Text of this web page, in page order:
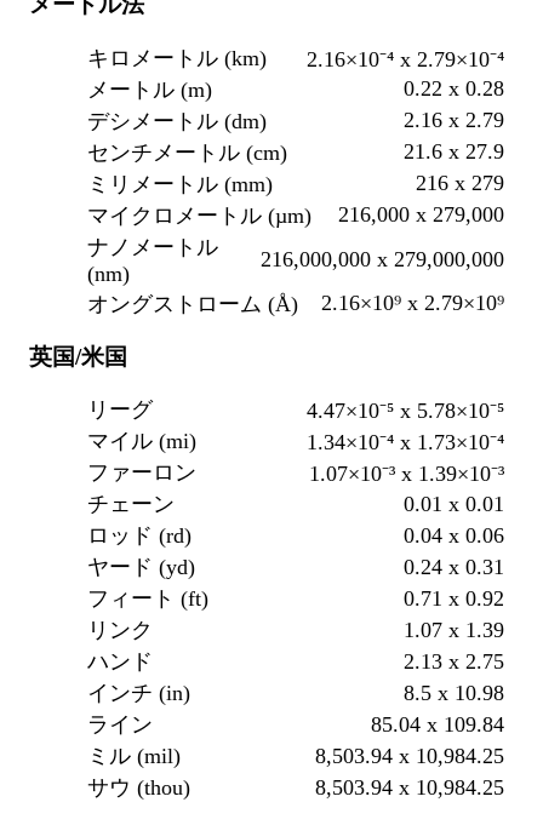
キロメートル (km)
2.16×10⁻⁴ x 2.79×10⁻⁴
メートル (m)
0.22 x 0.28
デシメートル (dm)
2.16 x 2.79
センチメートル (cm)
21.6 x 27.9
ミリメートル (mm)
216 x 279
マイクロメートル (µm)
216,000 x 279,000
ナノメートル
(nm)
216,000,000 x 279,000,000
オングストローム (Å)
2.16×10⁹ x 2.79×10⁹
英国/米国
リーグ
4.47×10⁻⁵ x 5.78×10⁻⁵
マイル (mi)
1.34×10⁻⁴ x 1.73×10⁻⁴
ファーロン
1.07×10⁻³ x 1.39×10⁻³
チェーン
0.01 x 0.01
ロッド (rd)
0.04 x 0.06
ヤード (yd)
0.24 x 0.31
フィート (ft)
0.71 x 0.92
リンク
1.07 x 1.39
ハンド
2.13 x 2.75
インチ (in)
8.5 x 10.98
ライン
85.04 x 109.84
ミル (mil)
8,503.94 x 10,984.25
サウ (thou)
8,503.94 x 10,984.25